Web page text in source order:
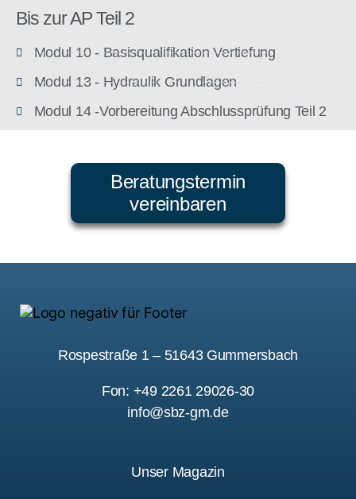
Bis zur AP Teil 2
Modul 10 - Basisqualifikation Vertiefung
Modul 13 - Hydraulik Grundlagen
Modul 14 -Vorbereitung Abschlussprüfung Teil 2
Beratungstermin
vereinbaren
Rospestraße 1 – 51643 Gummersbach
Fon: +49 2261 29026-30
info@sbz-gm.de
Unser Magazin